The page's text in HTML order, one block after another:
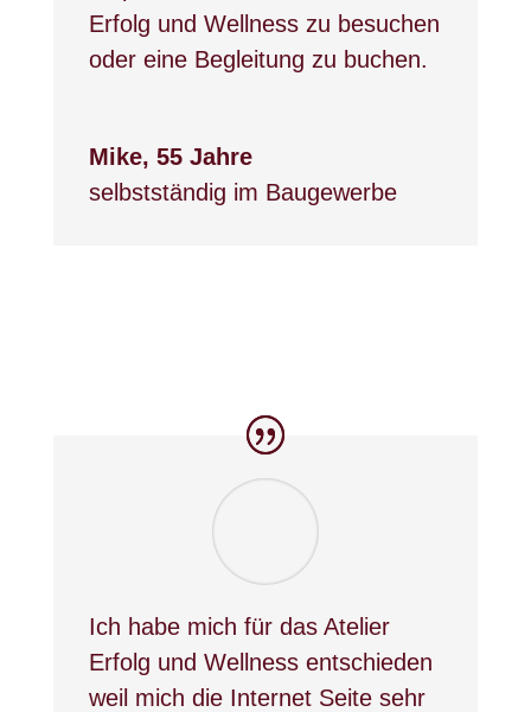
Erfolg und Wellness zu besuchen
oder eine Begleitung zu buchen.
Mike, 55 Jahre
selbstständig im Baugewerbe
Ich habe mich für das Atelier
Erfolg und Wellness entschieden
weil mich die Internet Seite sehr